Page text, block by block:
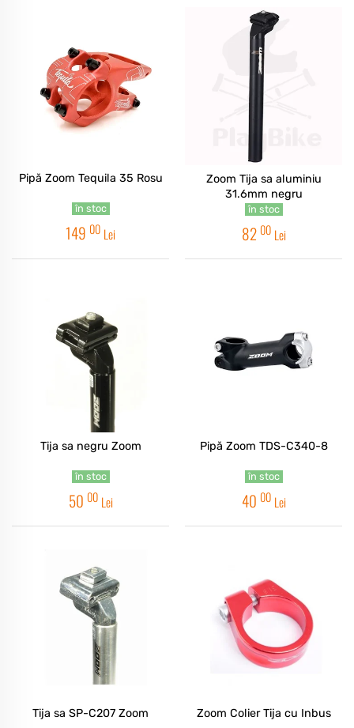
Pipă Zoom Tequila 35 Rosu
în stoc
149 00 Lei
Zoom Tija sa aluminiu
31.6mm negru
în stoc
82 00 Lei
Tija sa negru Zoom
în stoc
50 00 Lei
Pipă Zoom TDS-C340-8
în stoc
40 00 Lei
Tija sa SP-C207 Zoom Zoom Colier Tija cu Inbus